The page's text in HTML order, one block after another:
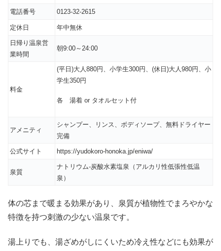
電話番号 0123-32-2615
定休日 年中無休
日帰り温泉営
業時間
朝9:00～24:00
料金
(平日)大人880円、小学生300円、(休日)大人980円、小
学生350円
各 湯着 or タオルセット付
アメニティ
シャンプー、リンス、ボディソープ、無料ドライヤー
完備
公式サイト https://yudokoro-honoka.jp/eniwa/
泉質
ナトリウム-炭酸水素塩泉（アルカリ性低張性低温
泉）
体の芯まで暖まる効果があり、泉質が植物性でまろやかな
特徴を持つ刺激の少ない温泉です。
湯上りでも、湯ざめがしにくいため冷え性などにも効果が